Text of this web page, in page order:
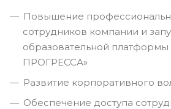
Повышение
сотрудников компании и
образовательной
ПРОГРЕССА»
Развитие корпоративного
Обеспечение доступа